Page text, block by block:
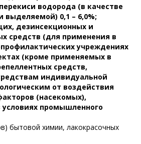
водорода (в качестве
выделяемой) 0,1 – 6,0%;
дезинсекционных и
средств (для применения в
учреждениях
(кроме применяемых в
средств,
индивидуальной
от воздействия
(насекомых),
промышленного
бытовой химии, лакокрасочных